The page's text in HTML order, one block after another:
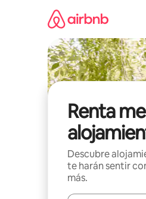
Renta
Descubre
te harán sentir
más.